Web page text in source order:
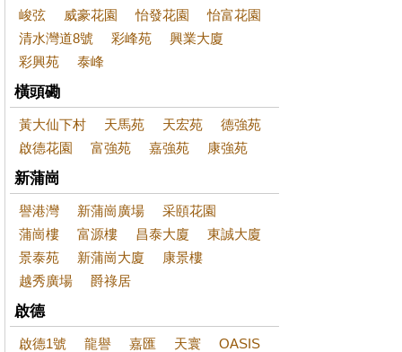
峻弦
威豪花園 怡發花園
怡富花園
清水灣道8號
彩峰苑
興業大廈
彩興苑
泰峰
橫頭磡
黃大仙下村 天馬苑 天宏苑
德強苑
啟德花園
富強苑 嘉強苑 康強苑
新蒲崗
譽港灣 新蒲崗廣場
采頤花園
蒲崗樓
富源樓 昌泰大廈
東誠大廈
景泰苑
新蒲崗大廈
康景樓
越秀廣場
爵祿居
啟德
啟德1號 龍譽 嘉匯 天寰
OASIS